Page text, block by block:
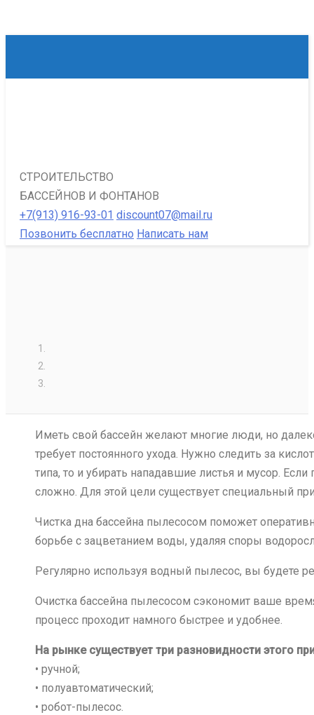
СТРОИТЕЛЬСТВО
БАССЕЙНОВ И ФОНТАНОВ
+7(913) 916-93-01 discount07@mail.ru
Позвонить бесплатно Написать нам
Иметь свой бассейн желают многие люди, но
требует постоянного ухода. Нужно следить за
типа, то и убирать нападавшие листья и мусор.
сложно. Для этой цели существует специальный
Чистка дна бассейна пылесосом поможет
борьбе с зацветанием воды, удаляя споры
Регулярно используя водный пылесос, вы будете
Очистка бассейна пылесосом сэкономит ваше
процесс проходит намного быстрее и удобнее.
На рынке существует три разновидности этого
• ручной;
• полуавтоматический;
• робот-пылесос.